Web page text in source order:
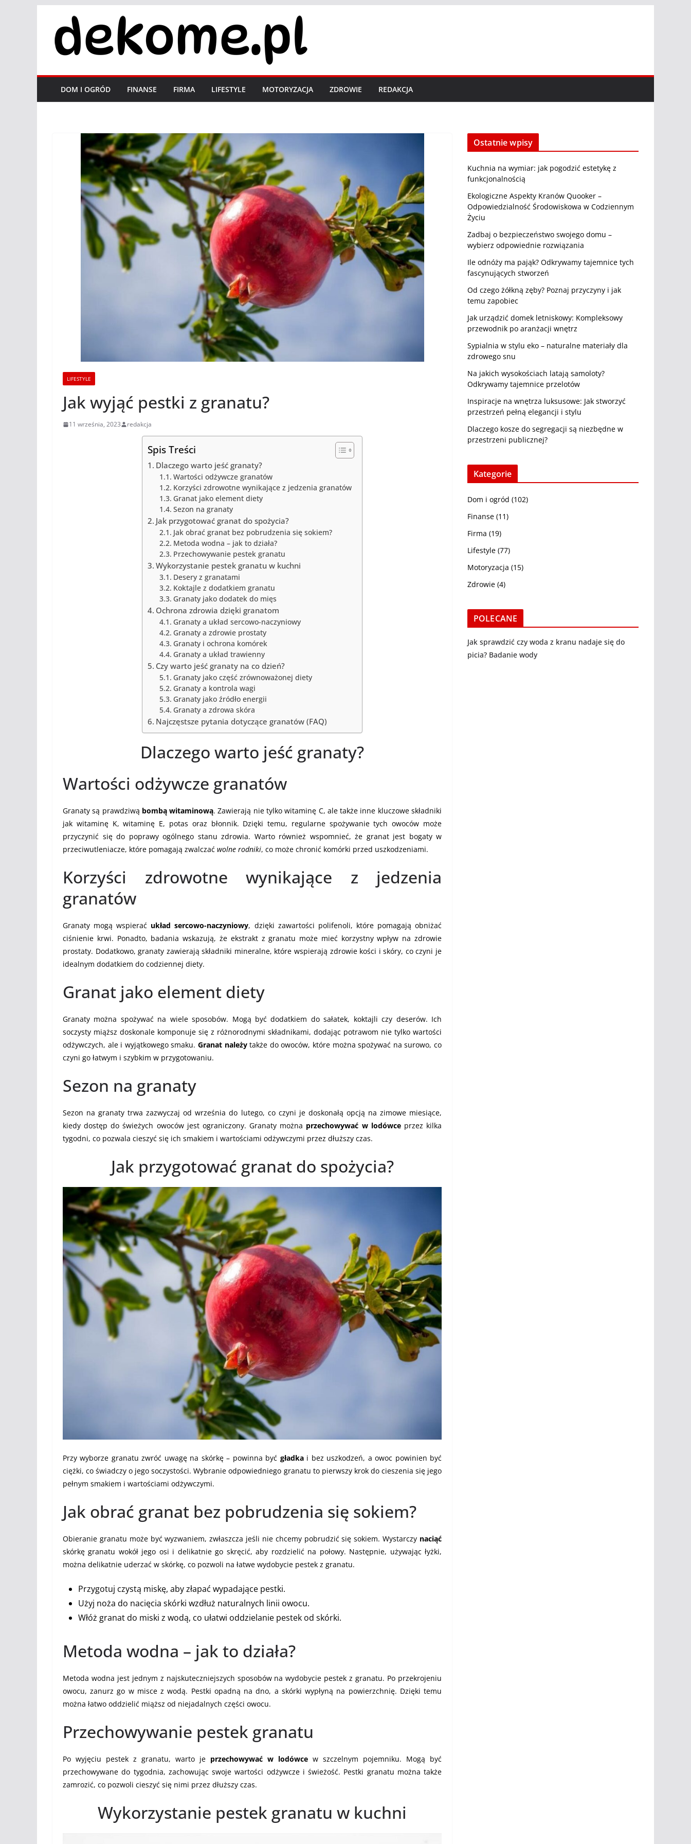
treści
DOM I OGRÓD FINANSE FIRMA LIFESTYLE MOTORYZACJA ZDROWIE REDAKCJA
LIFESTYLE
Jak wyjąć pestki z granatu?
11 września, 2023 redakcja
Spis Treści
Dlaczego warto jeść granaty?
Wartości odżywcze granatów
Korzyści zdrowotne wynikające z jedzenia granatów
Granat jako element diety
Sezon na granaty
Jak przygotować granat do spożycia?
Jak obrać granat bez pobrudzenia się sokiem?
Metoda wodna – jak to działa?
Przechowywanie pestek granatu
Wykorzystanie pestek granatu w kuchni
Desery z granatami
Koktajle z dodatkiem granatu
Granaty jako dodatek do mięs
Ochrona zdrowia dzięki granatom
Granaty a układ sercowo-naczyniowy
Granaty a zdrowie prostaty
Granaty i ochrona komórek
Granaty a układ trawienny
Czy warto jeść granaty na co dzień?
Granaty jako część zrównoważonej diety
Granaty a kontrola wagi
Granaty jako źródło energii
Granaty a zdrowa skóra
Najczęstsze pytania dotyczące granatów (FAQ)
Dlaczego warto jeść granaty?
Wartości odżywcze granatów
Granaty są prawdziwą bombą witaminową. Zawierają nie tylko witaminę C, ale także inne kluczowe składniki
jak witaminę K, witaminę E, potas oraz błonnik. Dzięki temu, regularne spożywanie tych owoców może
przyczynić się do poprawy ogólnego stanu zdrowia. Warto również wspomnieć, że granat jest bogaty w
przeciwutleniacze, które pomagają zwalczać wolne rodniki, co może chronić komórki przed uszkodzeniami.
Korzyści zdrowotne wynikające z jedzenia
granatów
Granaty mogą wspierać układ sercowo-naczyniowy, dzięki zawartości polifenoli, które pomagają obniżać
ciśnienie krwi. Ponadto, badania wskazują, że ekstrakt z granatu może mieć korzystny wpływ na zdrowie
prostaty. Dodatkowo, granaty zawierają składniki mineralne, które wspierają zdrowie kości i skóry, co czyni je
idealnym dodatkiem do codziennej diety.
Granat jako element diety
Granaty można spożywać na wiele sposobów. Mogą być dodatkiem do sałatek, koktajli czy deserów. Ich
soczysty miąższ doskonale komponuje się z różnorodnymi składnikami, dodając potrawom nie tylko wartości
odżywczych, ale i wyjątkowego smaku. Granat należytakże do owoców, które można spożywać na surowo, co
czyni go łatwym i szybkim w przygotowaniu.
Sezon na granaty
Sezon na granaty trwa zazwyczaj od września do lutego, co czyni je doskonałą opcją na zimowe miesiące,
kiedy dostęp do świeżych owoców jest ograniczony. Granaty można przechowywać w lodówceprzez kilka
tygodni, co pozwala cieszyć się ich smakiem i wartościami odżywczymi przez dłuższy czas.
Jak przygotować granat do spożycia?
Przy wyborze granatu zwróć uwagę na skórkę – powinna być gładkai bez uszkodzeń, a owoc powinien być
ciężki, co świadczy o jego soczystości. Wybranie odpowiedniego granatu to pierwszy krok do cieszenia się jego
pełnym smakiem i wartościami odżywczymi.
Jak obrać granat bez pobrudzenia się sokiem?
Obieranie granatu może być wyzwaniem, zwłaszcza jeśli nie chcemy pobrudzić się sokiem. Wystarczy naciąć
skórkę granatu wokół jego osi i delikatnie go skręcić, aby rozdzielić na połowy. Następnie, używając łyżki,
można delikatnie uderzać w skórkę, co pozwoli na łatwe wydobycie pestek z granatu.
Przygotuj czystą miskę, aby złapać wypadające pestki.
Użyj noża do nacięcia skórki wzdłuż naturalnych linii owocu.
Włóż granat do miski z wodą, co ułatwi oddzielanie pestek od skórki.
Metoda wodna – jak to działa?
Metoda wodna jest jednym z najskuteczniejszych sposobów na wydobycie pestek z granatu. Po przekrojeniu
owocu, zanurz go w misce z wodą. Pestki opadną na dno, a skórki wypłyną na powierzchnię. Dzięki temu
można łatwo oddzielić miąższ od niejadalnych części owocu.
Przechowywanie pestek granatu
Po wyjęciu pestek z granatu, warto je przechowywać w lodówce w szczelnym pojemniku. Mogą być
przechowywane do tygodnia, zachowując swoje wartości odżywcze i świeżość. Pestki granatu można także
zamrozić, co pozwoli cieszyć się nimi przez dłuższy czas.
Wykorzystanie pestek granatu w kuchni
Ostatnie wpisy
Kuchnia na wymiar: jak pogodzić estetykę z
funkcjonalnością
Ekologiczne Aspekty Kranów Quooker –
Odpowiedzialność Środowiskowa w Codziennym
Życiu
Zadbaj o bezpieczeństwo swojego domu –
wybierz odpowiednie rozwiązania
Ile odnóży ma pająk? Odkrywamy tajemnice tych
fascynujących stworzeń
Od czego żółkną zęby? Poznaj przyczyny i jak
temu zapobiec
Jak urządzić domek letniskowy: Kompleksowy
przewodnik po aranżacji wnętrz
Sypialnia w stylu eko – naturalne materiały dla
zdrowego snu
Na jakich wysokościach latają samoloty?
Odkrywamy tajemnice przelotów
Inspiracje na wnętrza luksusowe: Jak stworzyć
przestrzeń pełną elegancji i stylu
Dlaczego kosze do segregacji są niezbędne w
przestrzeni publicznej?
Kategorie
Dom i ogród (102)
Finanse (11)
Firma (19)
Lifestyle (77)
Motoryzacja (15)
Zdrowie (4)
POLECANE
Jak sprawdzić czy woda z kranu nadaje się do
picia? Badanie wody